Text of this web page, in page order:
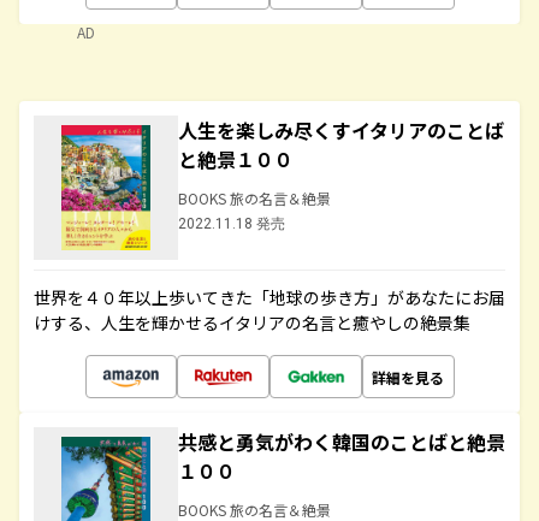
AD
人生を楽しみ尽くすイタリアのことば
と絶景１００
BOOKS 旅の名言＆絶景
2022.11.18 発売
世界を４０年以上歩いてきた「地球の歩き方」があなたにお届
けする、人生を輝かせるイタリアの名言と癒やしの絶景集
詳細を見る
共感と勇気がわく韓国のことばと絶景
１００
BOOKS 旅の名言＆絶景